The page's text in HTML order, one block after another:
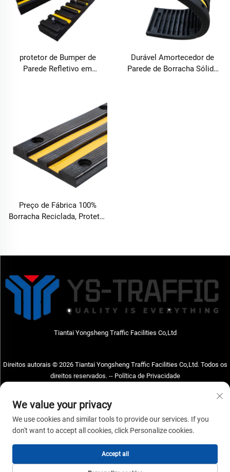
protetor de Bumper de
Parede Refletivo em
Estacionamento e Via
Durável Amortecedor de
Parede de Borracha Sólida
Preço de Fábrica 100%
Borracha Reciclada, Protetor
Tiantai Yongsheng Traffic Facilities Co,Ltd
Direitos autorais © 2026 Tiantai Yongsheng Traffic Facilities Co,Ltd. Todos os
direitos reservados. -- Política de Privacidade
Address: Tiantai Yongsheng Traffic Facilities Co,Ltd Endereço; Nº73, Rua
Hongchou Oeste, cidade de Hongchou, condado de Tiantai, cidade de Taizhou,
+86-18968682471
E-mail: [email protected]
We value your privacy
We use cookies and similar tools to provide our services. If you
don't want to accept all cookies, click Personalize cookies.
Accept all